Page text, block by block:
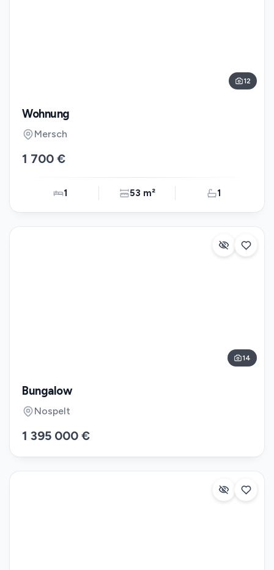
12
Wohnung
Mersch
1 700 €
1 53 m² 1
14
Bungalow
Nospelt
1 395 000 €